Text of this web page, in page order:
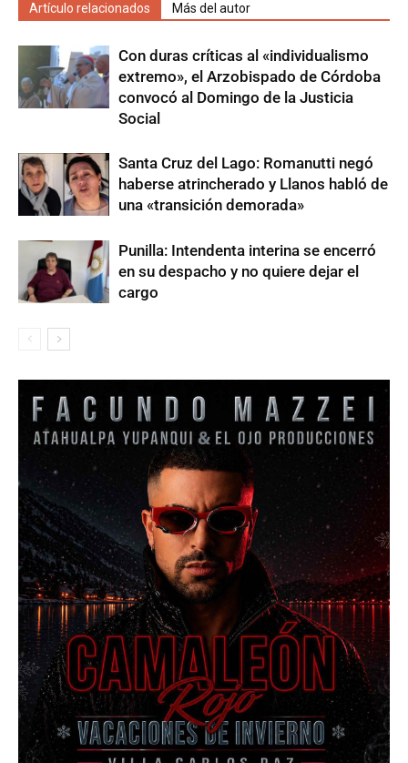
Artículo relacionados Más del autor
Con duras críticas al «individualismo
extremo», el Arzobispado de Córdoba
convocó al Domingo de la Justicia
Social
Santa Cruz del Lago: Romanutti negó
haberse atrincherado y Llanos habló de
una «transición demorada»
Punilla: Intendenta interina se encerró
en su despacho y no quiere dejar el
cargo